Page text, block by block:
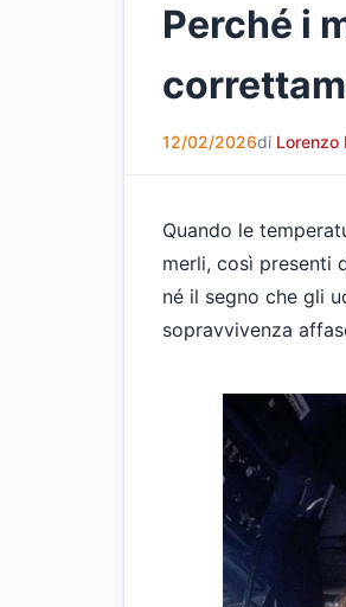
Perché i
12/02/2026di Lorenzo
Quando le
merli, così presenti
né il segno che gli
sopravvivenza